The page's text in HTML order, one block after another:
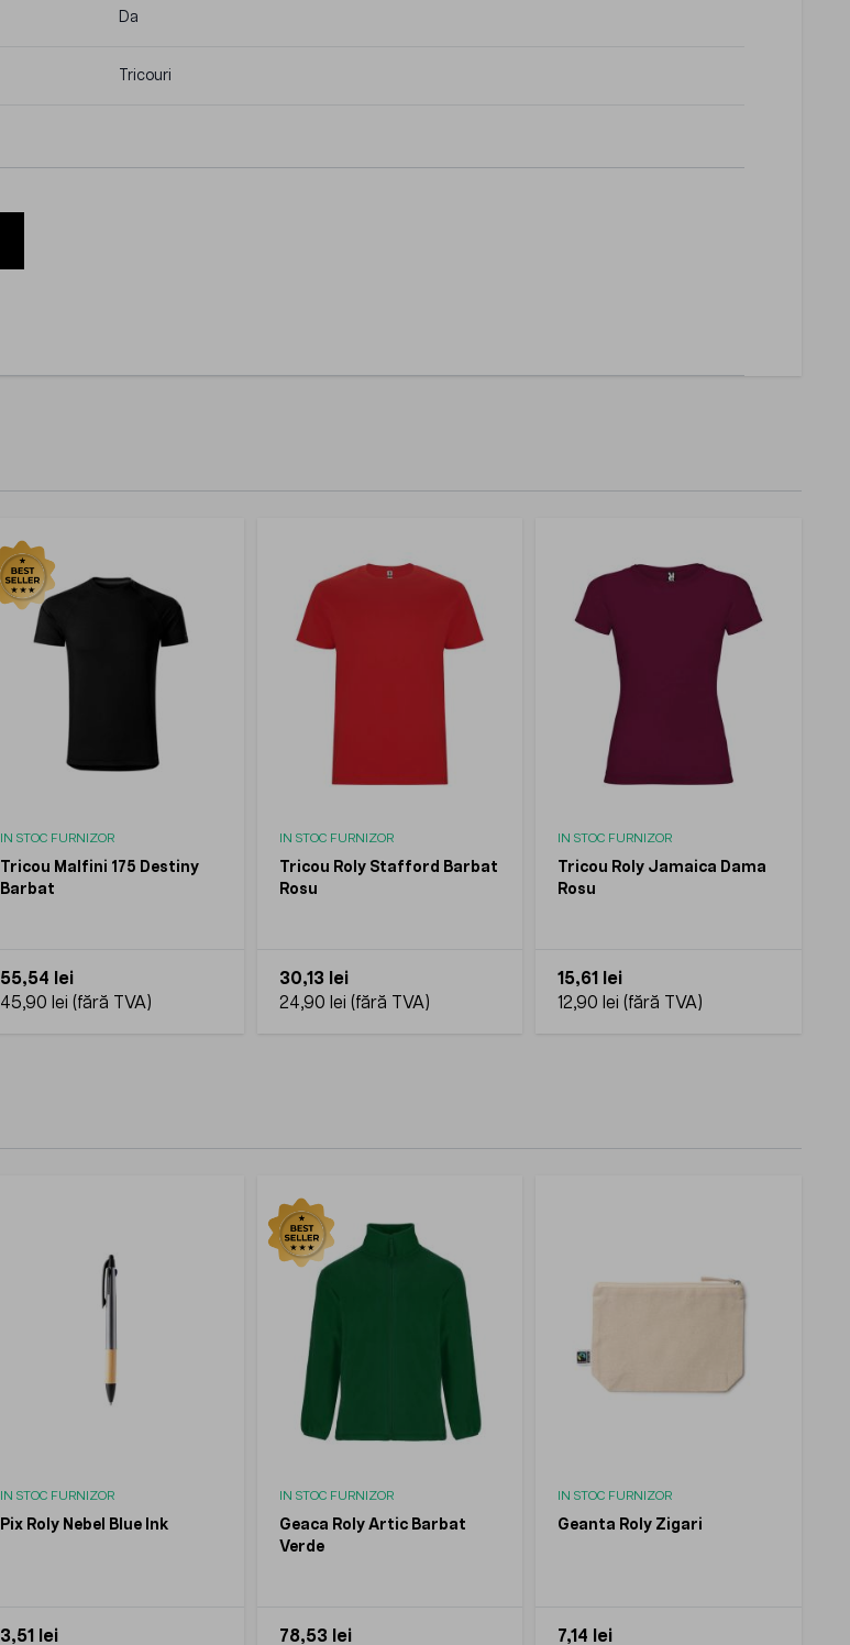
Da
Tricouri
IN STOC FURNIZOR
Tricou Malfini 175 Destiny
Barbat
55,54 lei
45,90 lei
IN STOC FURNIZOR
Tricou Roly Stafford Barbat
Rosu
30,13 lei
24,90 lei
IN STOC FURNIZOR
Tricou Roly Jamaica Dama
Rosu
15,61 lei
12,90 lei
IN STOC FURNIZOR
Pix Roly Nebel Blue Ink
3,51 lei
IN STOC FURNIZOR
Geaca Roly Artic Barbat
Verde
78,53 lei
IN STOC FURNIZOR
Geanta Roly Zigari
7,14 lei